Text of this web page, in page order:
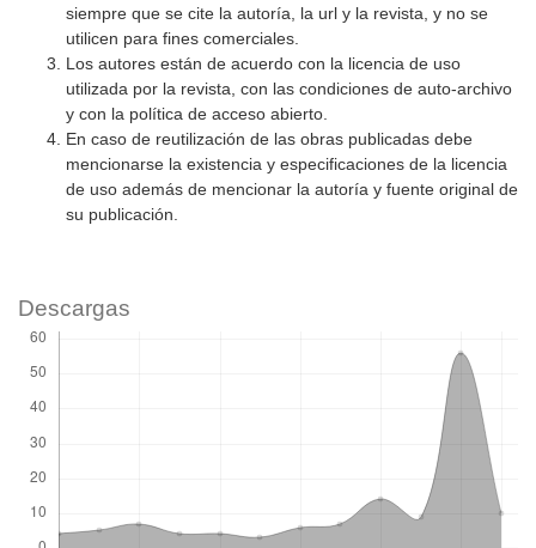
siempre que se cite la autoría, la url y la revista, y no se
utilicen para fines comerciales.
Los autores están de acuerdo con la licencia de uso
utilizada por la revista, con las condiciones de auto-archivo
y con la política de acceso abierto.
En caso de reutilización de las obras publicadas debe
mencionarse la existencia y especificaciones de la licencia
de uso además de mencionar la autoría y fuente original de
su publicación.
Descargas